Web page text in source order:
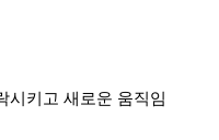
시키고 새로운 움직임